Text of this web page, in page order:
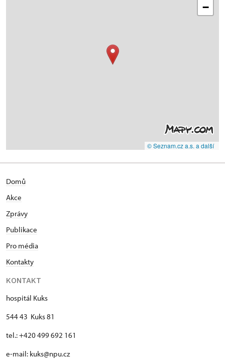
−
© Seznam.cz a.s. a další
Domů
Akce
Zprávy
Publikace
Pro média
Kontakty
KONTAKT
hospitál Kuks
544 43 Kuks 81
tel.: +420 499 692 161
e-mail: kuks@npu.cz